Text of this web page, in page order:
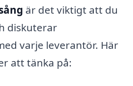
är det viktigt att du
diskuterar
varje leverantör. Här
att tänka på: